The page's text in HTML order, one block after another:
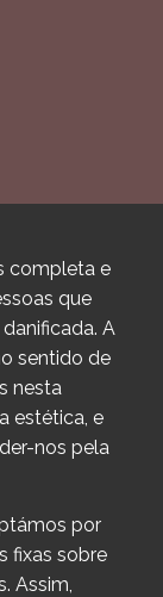
completa e
que
A
sentido de
nesta
estética, e
nos pela
por
fixas sobre
Assim,